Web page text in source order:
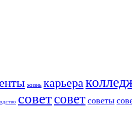
жизнь карьера
советсовет советы